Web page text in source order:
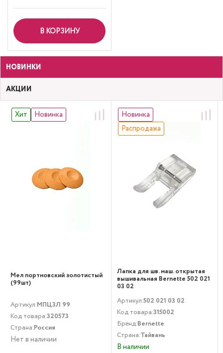
В КОРЗИНУ
НОВИНКИ
АКЦИИ
Хит Новинка
Мел портновский золотистый
(99шт)
Артикул:МПЦЗЛ 99
Код товара:320573
Страна:Россия
Нет в наличии
Новинка
Распродажа
Лапка для шв. маш. открытая
вышивальная Bernette 502 021
03 02
Артикул:502 021 03 02
Код товара:315002
Бренд:Bernette
Страна:Тайвань
В наличии